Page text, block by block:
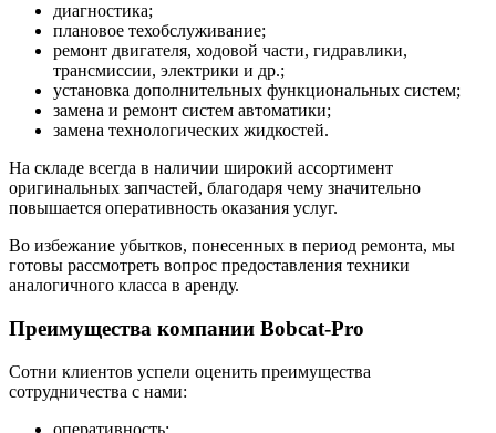
диагностика;
плановое техобслуживание;
ремонт двигателя, ходовой части, гидравлики,
трансмиссии, электрики и др.;
установка дополнительных функциональных систем;
замена и ремонт систем автоматики;
замена технологических жидкостей.
На складе всегда в наличии широкий ассортимент
оригинальных запчастей, благодаря чему значительно
повышается оперативность оказания услуг.
Во избежание убытков, понесенных в период ремонта, мы
готовы рассмотреть вопрос предоставления техники
аналогичного класса в аренду.
Преимущества компании Bobcat-Pro
Сотни клиентов успели оценить преимущества
сотрудничества с нами:
оперативность;